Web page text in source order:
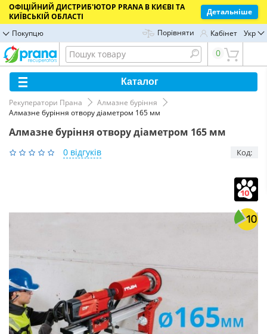
ОФІЦІЙНИЙ ДИСТРИБ'ЮТОР PRANA В КИЄВІ ТА
КИЇВСЬКІЙ ОБЛАСТІ
Детальніше
Покупцю Порівняти Кабінет Укр
0
Каталог
Рекуператори Прана
Алмазне буріння
Алмазне буріння отвору діаметром 165 мм
Алмазне буріння отвору діаметром 165 мм
Код:
0 відгуків